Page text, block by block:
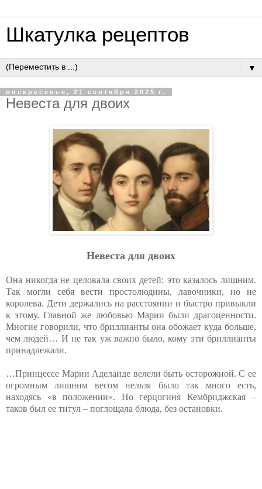
Шкатулка рецептов
▼
воскресенье, 21 сентября 2025 г.
Нeвecтa для двoих
Нeвecтa для двoих
Она никогда не целовала своих детей: это казалось лишним.
Так могли себя вести простолюдины, лавочники, но не
королева. Дети держались на расстоянии и быстро привыкли
к этому. Главной же любовью Марии были драгоценности.
Многие говорили, что бриллианты она обожает куда больше,
чем людей… И не так уж важно было, кому эти бриллианты
принадлежали.
…Принцессе Марии Аделаиде велели быть осторожной. С ее
огромным лишним весом нельзя было так много есть,
находясь «в положении». Но герцогиня Кембриджская –
таков был ее титул – поглощала блюда, без остановки.